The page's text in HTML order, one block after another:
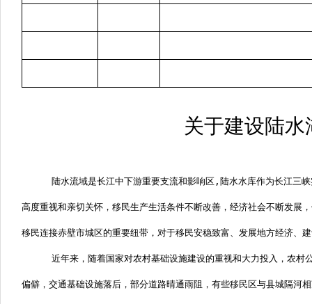
关于建设陆
陆水流域是长江中下游重要支流和影响区, 陆水水库作为长江三
高度重视和亲切关怀，移民生产生活条件不断改善，经济社会不断发展
移民连接赤壁市城区的重要纽带，对于移民安稳致富、发展地方经济、
近年来，随着国家对农村基础设施建设的重视和大力投入，农
偏僻，交通基础设施落后，部分道路晴通雨阻，有些移民区与县城隔河